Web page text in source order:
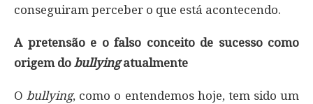
conseguiram perceber o que está acontecendo.
A pretensão e o falso conceito de sucesso como
origem do bullyingatualmente
Obullying, como o entendemos hoje, tem sido um